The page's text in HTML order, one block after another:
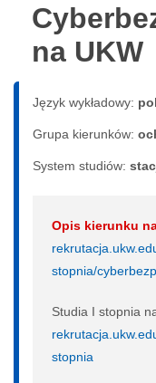
na UKW
Język wykładowy:
Grupa kierunków:
System studiów:
Opis kierunku
stopnia/
Studia I stopnia
stopnia